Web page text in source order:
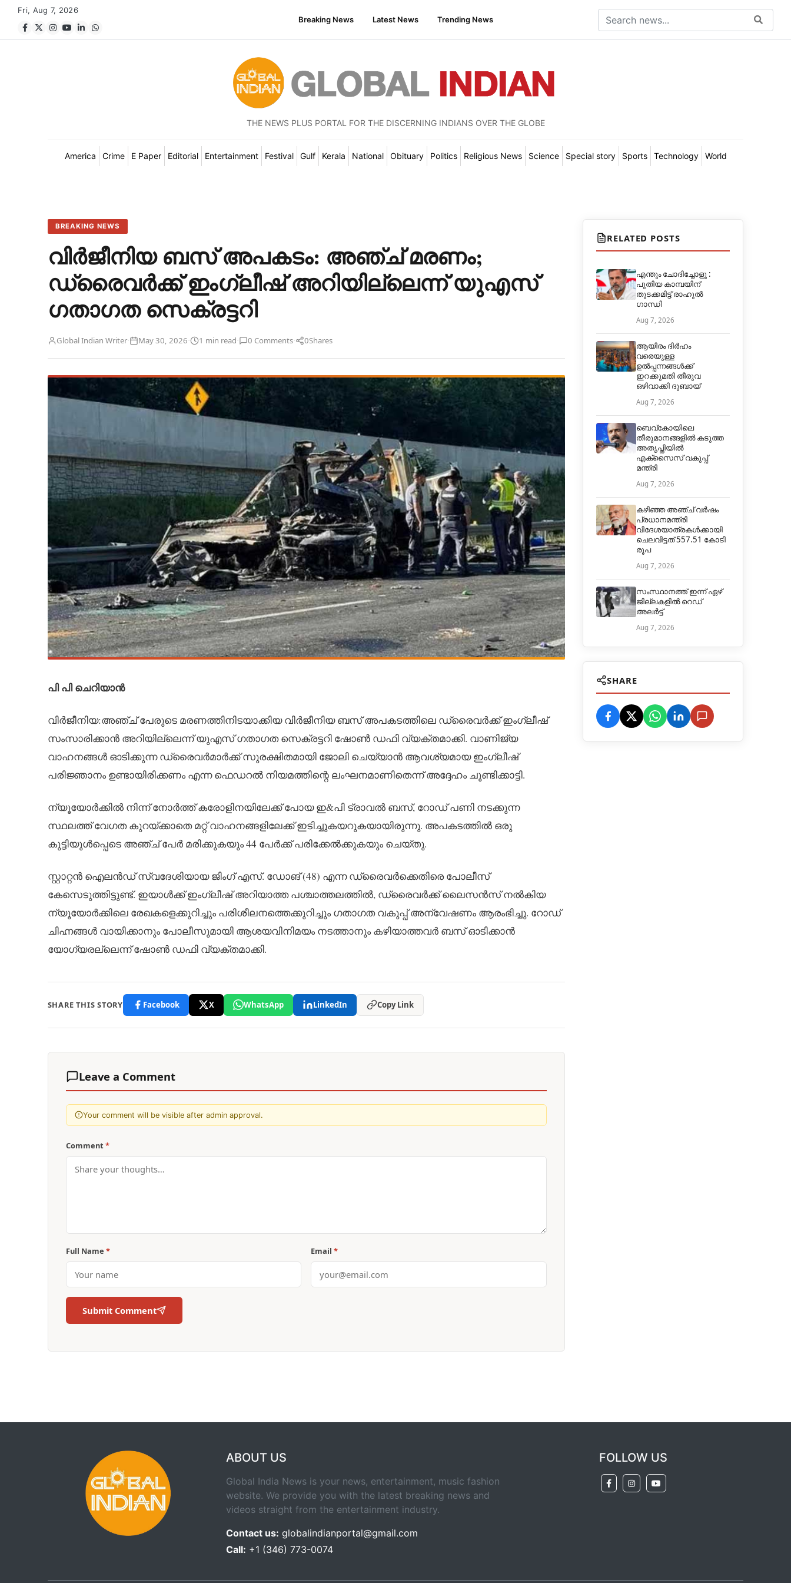
Fri, Aug 7, 2026
Breaking News
Latest News Trending News
THE NEWS PLUS PORTAL FOR THE DISCERNING INDIANS OVER THE GLOBE
America Crime E Paper Editorial Entertainment Festival Gulf Kerala National Obituary Politics Religious News Science Special story Sports Technology World
BREAKING NEWS
വിർജീനിയ ബസ് അപകടം: അഞ്ച് മരണം;
ഡ്രൈവർക്ക് ഇംഗ്ലീഷ് അറിയില്ലെന്ന് യുഎസ്
ഗതാഗത സെക്രട്ടറി
Global Indian Writer· May 30, 2026· 1 min read· 0 Comments· 0Shares
പി പി ചെറിയാൻ
വിർജീനിയ:അഞ്ച് പേരുടെ മരണത്തിനിടയാക്കിയ വിർജീനിയ ബസ് അപകടത്തിലെ ഡ്രൈവർക്ക് ഇംഗ്ലീഷ്
സംസാരിക്കാൻ അറിയില്ലെന്ന് യുഎസ് ഗതാഗത സെക്രട്ടറി ഷോൺ ഡഫി വ്യക്തമാക്കി. വാണിജ്യ
വാഹനങ്ങൾ ഓടിക്കുന്ന ഡ്രൈവർമാർക്ക് സുരക്ഷിതമായി ജോലി ചെയ്യാൻ ആവശ്യമായ ഇംഗ്ലീഷ്
പരിജ്ഞാനം ഉണ്ടായിരിക്കണം എന്ന ഫെഡറൽ നിയമത്തിന്റെ ലംഘനമാണിതെന്ന് അദ്ദേഹം ചൂണ്ടിക്കാട്ടി.
ന്യൂയോർക്കിൽ നിന്ന് നോർത്ത് കരോളിനയിലേക്ക് പോയ ഇ&പി ട്രാവൽ ബസ്, റോഡ് പണി നടക്കുന്ന
സ്ഥലത്ത് വേഗത കുറയ്ക്കാതെ മറ്റ് വാഹനങ്ങളിലേക്ക് ഇടിച്ചുകയറുകയായിരുന്നു. അപകടത്തിൽ ഒരു
കുട്ടിയുൾപ്പെടെ അഞ്ച് പേർ മരിക്കുകയും 44 പേർക്ക് പരിക്കേൽക്കുകയും ചെയ്തു.
സ്റ്റാറ്റൻ ഐലൻഡ് സ്വദേശിയായ ജിംഗ് എസ്. ഡോങ് (48) എന്ന ഡ്രൈവർക്കെതിരെ പോലീസ്
കേസെടുത്തിട്ടുണ്ട്. ഇയാൾക്ക് ഇംഗ്ലീഷ് അറിയാത്ത പശ്ചാത്തലത്തിൽ, ഡ്രൈവർക്ക് ലൈസൻസ് നൽകിയ
ന്യൂയോർക്കിലെ രേഖകളെക്കുറിച്ചും പരിശീലനത്തെക്കുറിച്ചും ഗതാഗത വകുപ്പ് അന്വേഷണം ആരംഭിച്ചു. റോഡ്
ചിഹ്നങ്ങൾ വായിക്കാനും പോലീസുമായി ആശയവിനിമയം നടത്താനും കഴിയാത്തവർ ബസ് ഓടിക്കാൻ
യോഗ്യരല്ലെന്ന് ഷോൺ ഡഫി വ്യക്തമാക്കി.
SHARE THIS STORY Facebook X WhatsApp LinkedIn Copy Link
Leave a Comment
Your comment will be visible after admin approval.
Comment *
Full Name * Email*
Submit Comment
RELATED POSTS
എന്തും ചോദിച്ചോളൂ :
പുതിയ കാമ്പയിന്
തുടക്കമിട്ട് രാഹുല്‍
ഗാന്ധി
Aug 7, 2026
ആയിരം ദിര്‍ഹം
വരെയുള്ള
ഉല്‍പ്പന്നങ്ങള്‍ക്ക്
ഇറക്കുമതി തീരുവ
ഒഴിവാക്കി ദുബായ്
Aug 7, 2026
ബെവ്കോയിലെ
തീരുമാനങ്ങളില്‍ കടുത്ത
അതൃപ്തിയില്‍
എക്‌സൈസ് വകുപ്പ്
മന്ത്രി
Aug 7, 2026
കഴിഞ്ഞ അഞ്ച് വര്‍ഷം
പ്രധാനമന്ത്രി
വിദേശയാത്രകള്‍ക്കായി
ചെലവിട്ടത് 557.51 കോടി
രൂപ
Aug 7, 2026
സംസ്ഥാനത്ത് ഇന്ന് ഏഴ്
ജില്ലകളില്‍ റെഡ്
അലർട്ട്
Aug 7, 2026
SHARE
ABOUT US
Global India News is your news, entertainment, music fashion
website. We provide you with the latest breaking news and
videos straight from the entertainment industry.
Contact us: globalindianportal@gmail.com
Call: +1 (346) 773-0074
FOLLOW US